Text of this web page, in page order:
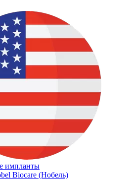
импланты
Biocare (Нобель)